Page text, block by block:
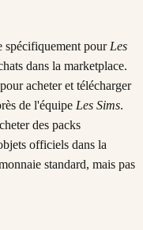
spécifiquement pour Les
dans la marketplace.
acheter et télécharger
de l'équipe Les Sims.
des packs
officiels dans la
standard, mais pas